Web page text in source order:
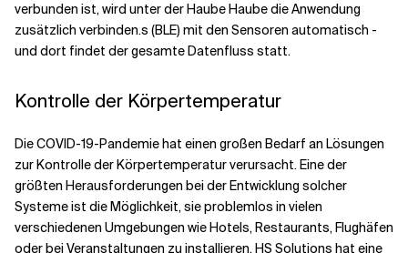
verbunden ist, wird unter der HaubeHaube die Anwendung
zusätzlich verbinden.s (BLE) mit den Sensoren automatisch -
und dort findet der gesamte Datenfluss statt.
Kontrolle der Körpertemperatur
Die COVID-19-Pandemie hat einen großen Bedarf an Lösungen
zur Kontrolle der Körpertemperatur verursacht. Eine der
größten Herausforderungen bei der Entwicklung solcher
Systeme ist die Möglichkeit, sie problemlos in vielen
verschiedenen Umgebungen wie Hotels, Restaurants, Flughäfen
oder bei Veranstaltungen zu installieren. HS Solutions hat eine